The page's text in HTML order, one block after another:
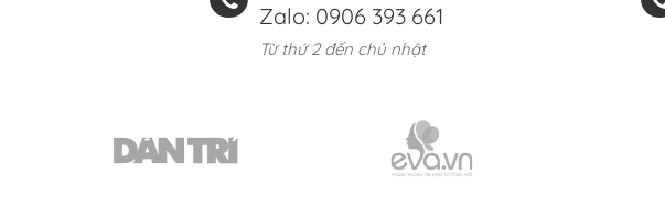
Zalo: 0906 393 661
Từ thứ 2 đến chủ nhật